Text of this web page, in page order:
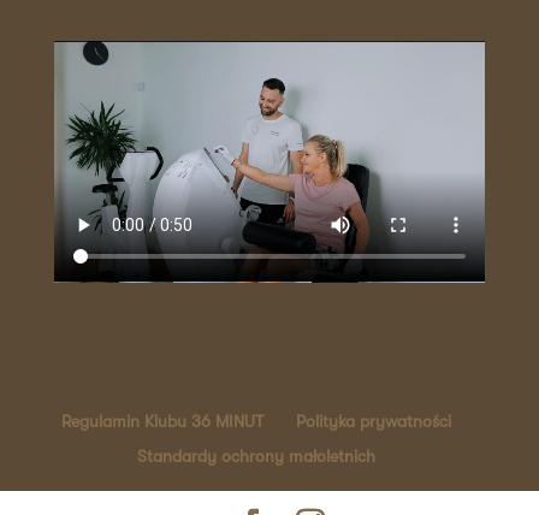
Regulamin Klubu 36 MINUT
Polityka prywatności
Standardy ochrony małoletnich